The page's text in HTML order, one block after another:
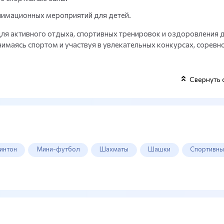
мероприятий для детей.
активного отдыха, спортивных тренировок и оздоровления
спортом и участвуя в увлекательных конкурсах,
Свернуть
Мини-футбол Шахматы Шашки